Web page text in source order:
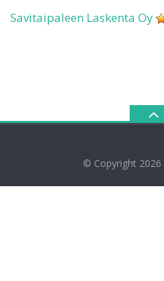
Savitaipaleen Laskenta Oy
© Copyright 2026